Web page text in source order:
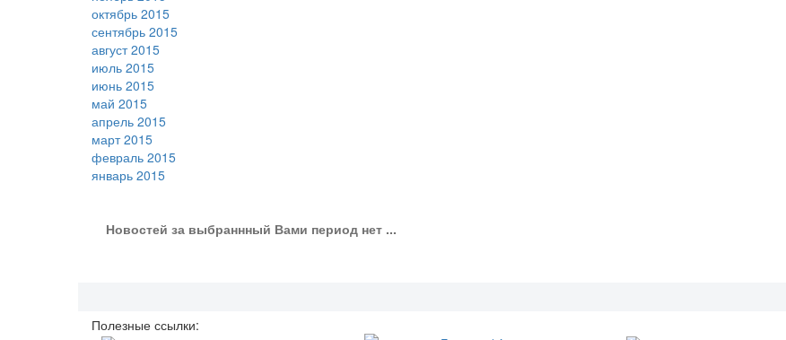
октябрь 2015
сентябрь 2015
август 2015
июль 2015
июнь 2015
май 2015
апрель 2015
март 2015
февраль 2015
январь 2015
Новостей за выбраннный Вами период нет ...
Полезные ссылки: